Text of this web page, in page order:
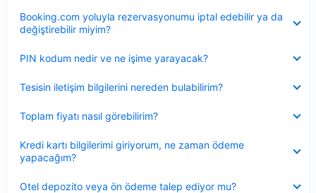
Booking.com yoluyla rezervasyonumu iptal edebilir ya da
değiştirebilir miyim?
PIN kodum nedir ve ne işime yarayacak?
Tesisin iletişim bilgilerini nereden bulabilirim?
Toplam fiyatı nasıl görebilirim?
Kredi kartı bilgilerimi giriyorum, ne zaman ödeme
yapacağım?
Otel depozito veya ön ödeme talep ediyor mu?